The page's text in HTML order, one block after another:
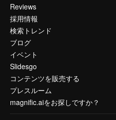
Reviews
採用情報
検索トレンド
ブログ
イベント
Slidesgo
コンテンツを販売する
プレスルーム
magnific.aiをお探しですか？